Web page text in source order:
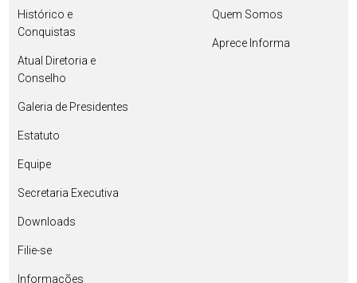
Histórico e
Conquistas
Atual Diretoria e
Conselho
Galeria de Presidentes
Estatuto
Equipe
Secretaria Executiva
Downloads
Filie-se
Informações
Quem Somos
Aprece Informa